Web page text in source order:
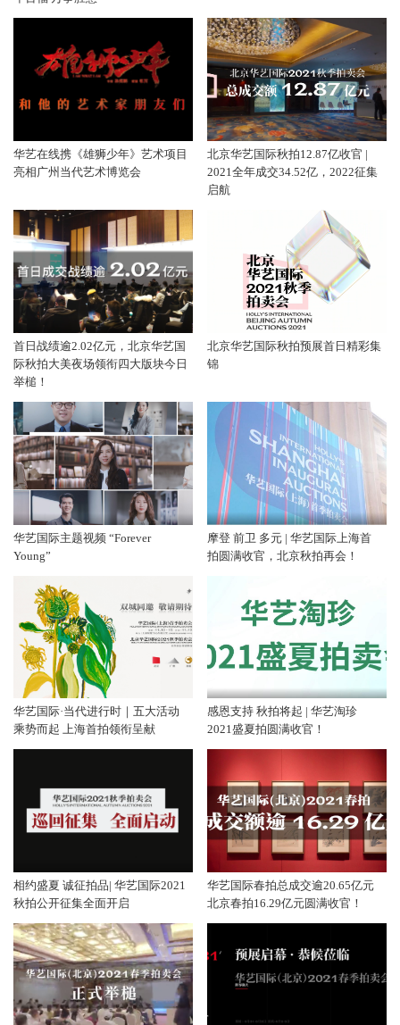
华艺在线携《雄狮少年》艺术项目
亮相广州当代艺术博览会
北京华艺国际秋拍12.87亿收官 |
2021全年成交34.52亿，2022征集
启航
首日战绩逾2.02亿元，北京华艺国
际秋拍大美夜场领衔四大版块今日
举槌！
北京华艺国际秋拍预展首日精彩集
锦
华艺国际主题视频 “Forever
Young”
摩登 前卫 多元 | 华艺国际上海首
拍圆满收官，北京秋拍再会！
华艺国际·当代进行时｜五大活动
乘势而起 上海首拍领衔呈献
感恩支持 秋拍将起 | 华艺淘珍
2021盛夏拍圆满收官！
相约盛夏 诚征拍品| 华艺国际2021
秋拍公开征集全面开启
华艺国际春拍总成交逾20.65亿元
北京春拍16.29亿元圆满收官！